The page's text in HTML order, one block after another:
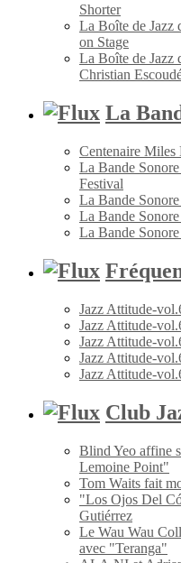
Shorter
La Boîte de Jazz
on Stage
La Boîte de Jazz
Christian
La
Centenaire Miles
La Bande
Festival
La Bande
La Bande
La Bande
Jazz Attitude-
Jazz Attitude-
Jazz Attitude-
Jazz Attitude-
Jazz Attitude-
Club
Blind Yeo affine
Lemoine Point"
Tom Waits fait
"Los Ojos Del
Gutiérrez
Le Wau Wau
avec "Teranga"